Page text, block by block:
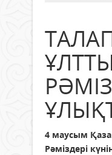
4 маусым
Рәміздері